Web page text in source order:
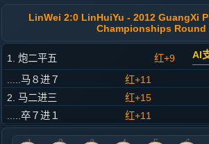
LinWei 2:0 LinHuiYu - 2012 GuangXi
Championships Round
1. 炮二平五 红+9 AI
.....马８进７
红+11
2. 马二进三
红+15
.....卒７进１
红+11
3. 车一平二
红+7